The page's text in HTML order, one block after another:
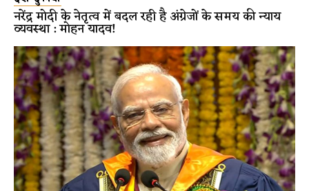
नरेंद्र मोदी के नेतृत्व में बदल रही है अंग्रेजों के समय की न्याय
व्यवस्था : मोहन यादव!